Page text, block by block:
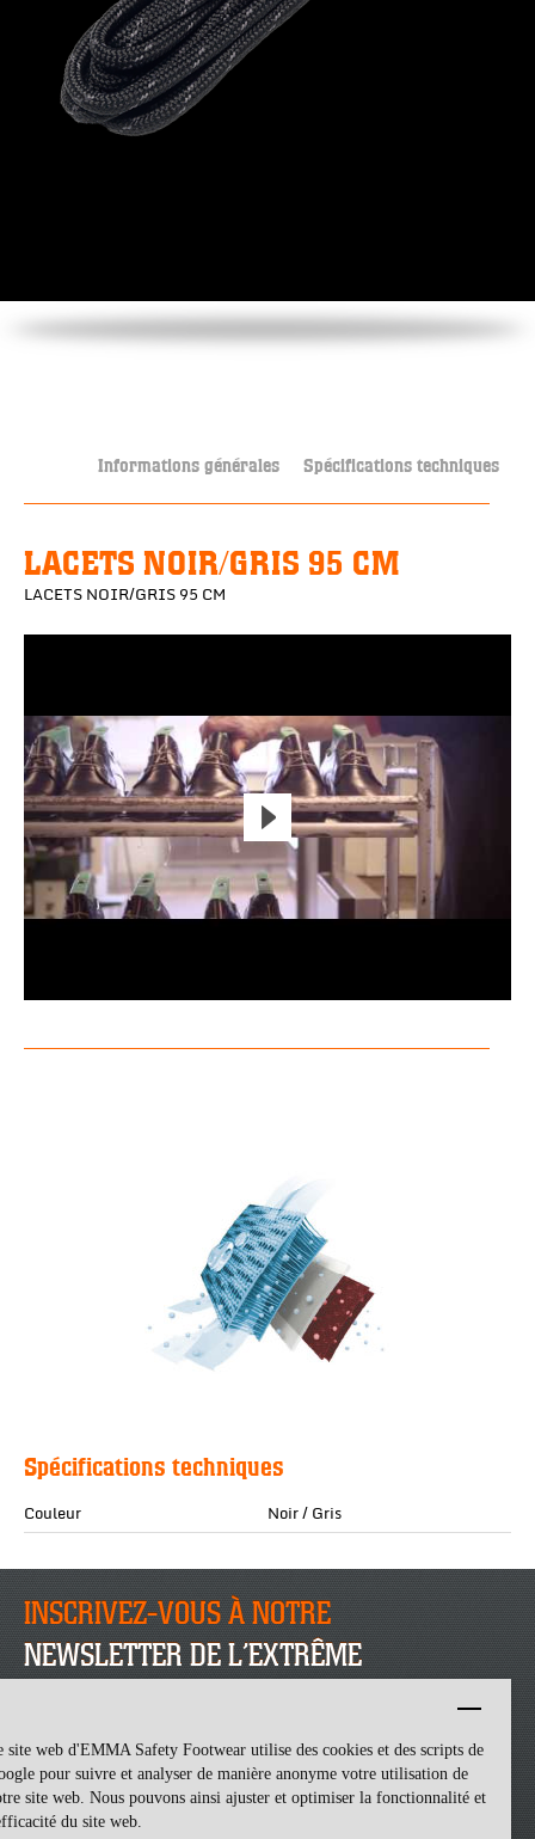
site web d'EMMA Safety Footwear utilise des cookies et des scripts de
pour suivre et analyser de manière anonyme votre utilisation de
site web. Nous pouvons ainsi ajuster et optimiser la fonctionnalité et
du site web.
Informations générales Spécifications techniques
LACETS NOIR/GRIS 95 CM
LACETS NOIR/GRIS 95 CM
Spécifications techniques
Couleur Noir / Gris
INSCRIVEZ-VOUS À NOTRE
NEWSLETTER DE L’EXTRÊME